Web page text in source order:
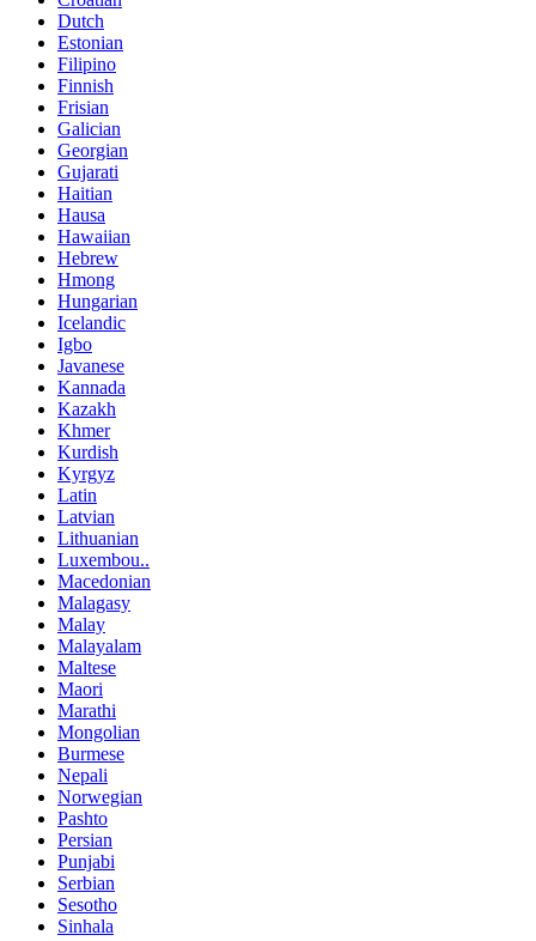
Dutch
Estonian
Filipino
Finnish
Frisian
Galician
Georgian
Gujarati
Haitian
Hausa
Hawaiian
Hebrew
Hmong
Hungarian
Icelandic
Igbo
Javanese
Kannada
Kazakh
Khmer
Kurdish
Kyrgyz
Latin
Latvian
Lithuanian
Luxembou..
Macedonian
Malagasy
Malay
Malayalam
Maltese
Maori
Marathi
Mongolian
Burmese
Nepali
Norwegian
Pashto
Persian
Punjabi
Serbian
Sesotho
Sinhala